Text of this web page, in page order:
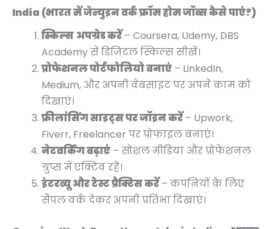
India (भारत में जेन्युइन वर्क फ्रॉम होम जॉब्स कैसे पाएं?)
स्किल्स अपग्रेड करें– Coursera, Udemy, DBS
Academy से डिजिटल स्किल्स सीखें।
प्रोफेशनल पोर्टफोलियो बनाएं – LinkedIn,
Medium, और अपनी वेबसाइट पर अपने काम को
दिखाएं।
फ्रीलांसिंग साइट्स पर जॉइन करें– Upwork,
Fiverr, Freelancer पर प्रोफाइल बनाएं।
नेटवर्किंग बढ़ाएं – सोशल मीडिया और प्रोफेशनल
ग्रुप्स में एक्टिव रहें।
इंटरव्यू और टेस्ट प्रैक्टिस करें– कंपनियों के लिए
सैंपल वर्क देकर अपनी प्रतिभा दिखाएं।